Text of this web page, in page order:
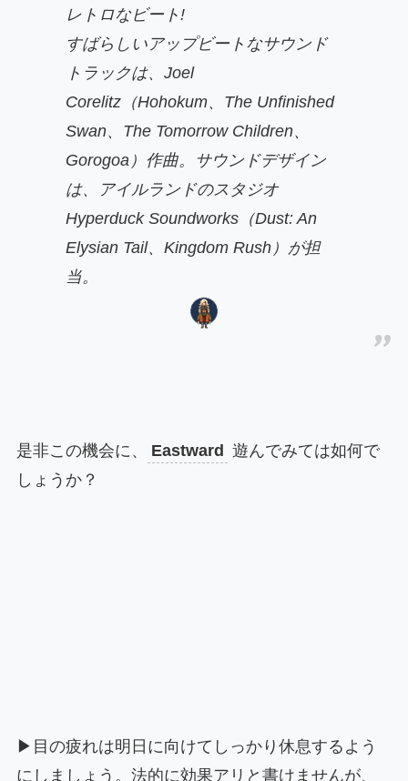
レトロなビート!
すばらしいアップビートなサウンド
トラックは、Joel
Corelitz（Hohokum、 The Unfinished
Swan、 The Tomorrow Children、
Gorogoa）作曲。サウンドデザイン
は、アイルランドのスタジオ
Hyperduck Soundworks（Dust: An
Elysian Tail、 Kingdom Rush）が担
当。
是非この機会に、 Eastward 遊んでみては如何で
しょうか？
▶目の疲れは明日に向けてしっかり休息するよう
にしましょう。法的に効果アリと書けませんが、